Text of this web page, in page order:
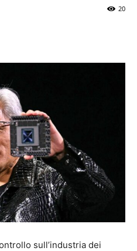
e
dellIntelligenza
Artificiale
20
sull’industria dei